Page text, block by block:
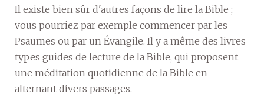
Il existe bien sûr d'autres façons de lire la Bible ;
vous pourriez par exemple commencer par les
Psaumes ou par un Évangile. Il y a même des livres
types guides de lecture de la Bible, qui proposent
une méditation quotidienne de la Bible en
alternant divers passages.